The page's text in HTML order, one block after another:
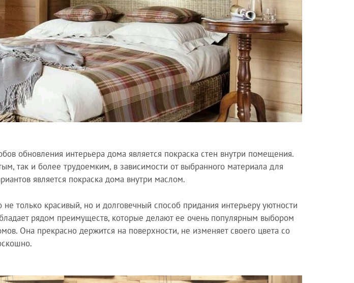
обновления интерьера дома является покраска стен внутри помещения.
так и более трудоемким, в зависимости от выбранного материала для
является покраска дома внутри маслом.
только красивый, но и долговечный способ придания интерьеру уютности
рядом преимуществ, которые делают ее очень популярным выбором
Она прекрасно держится на поверхности, не изменяет своего цвета со